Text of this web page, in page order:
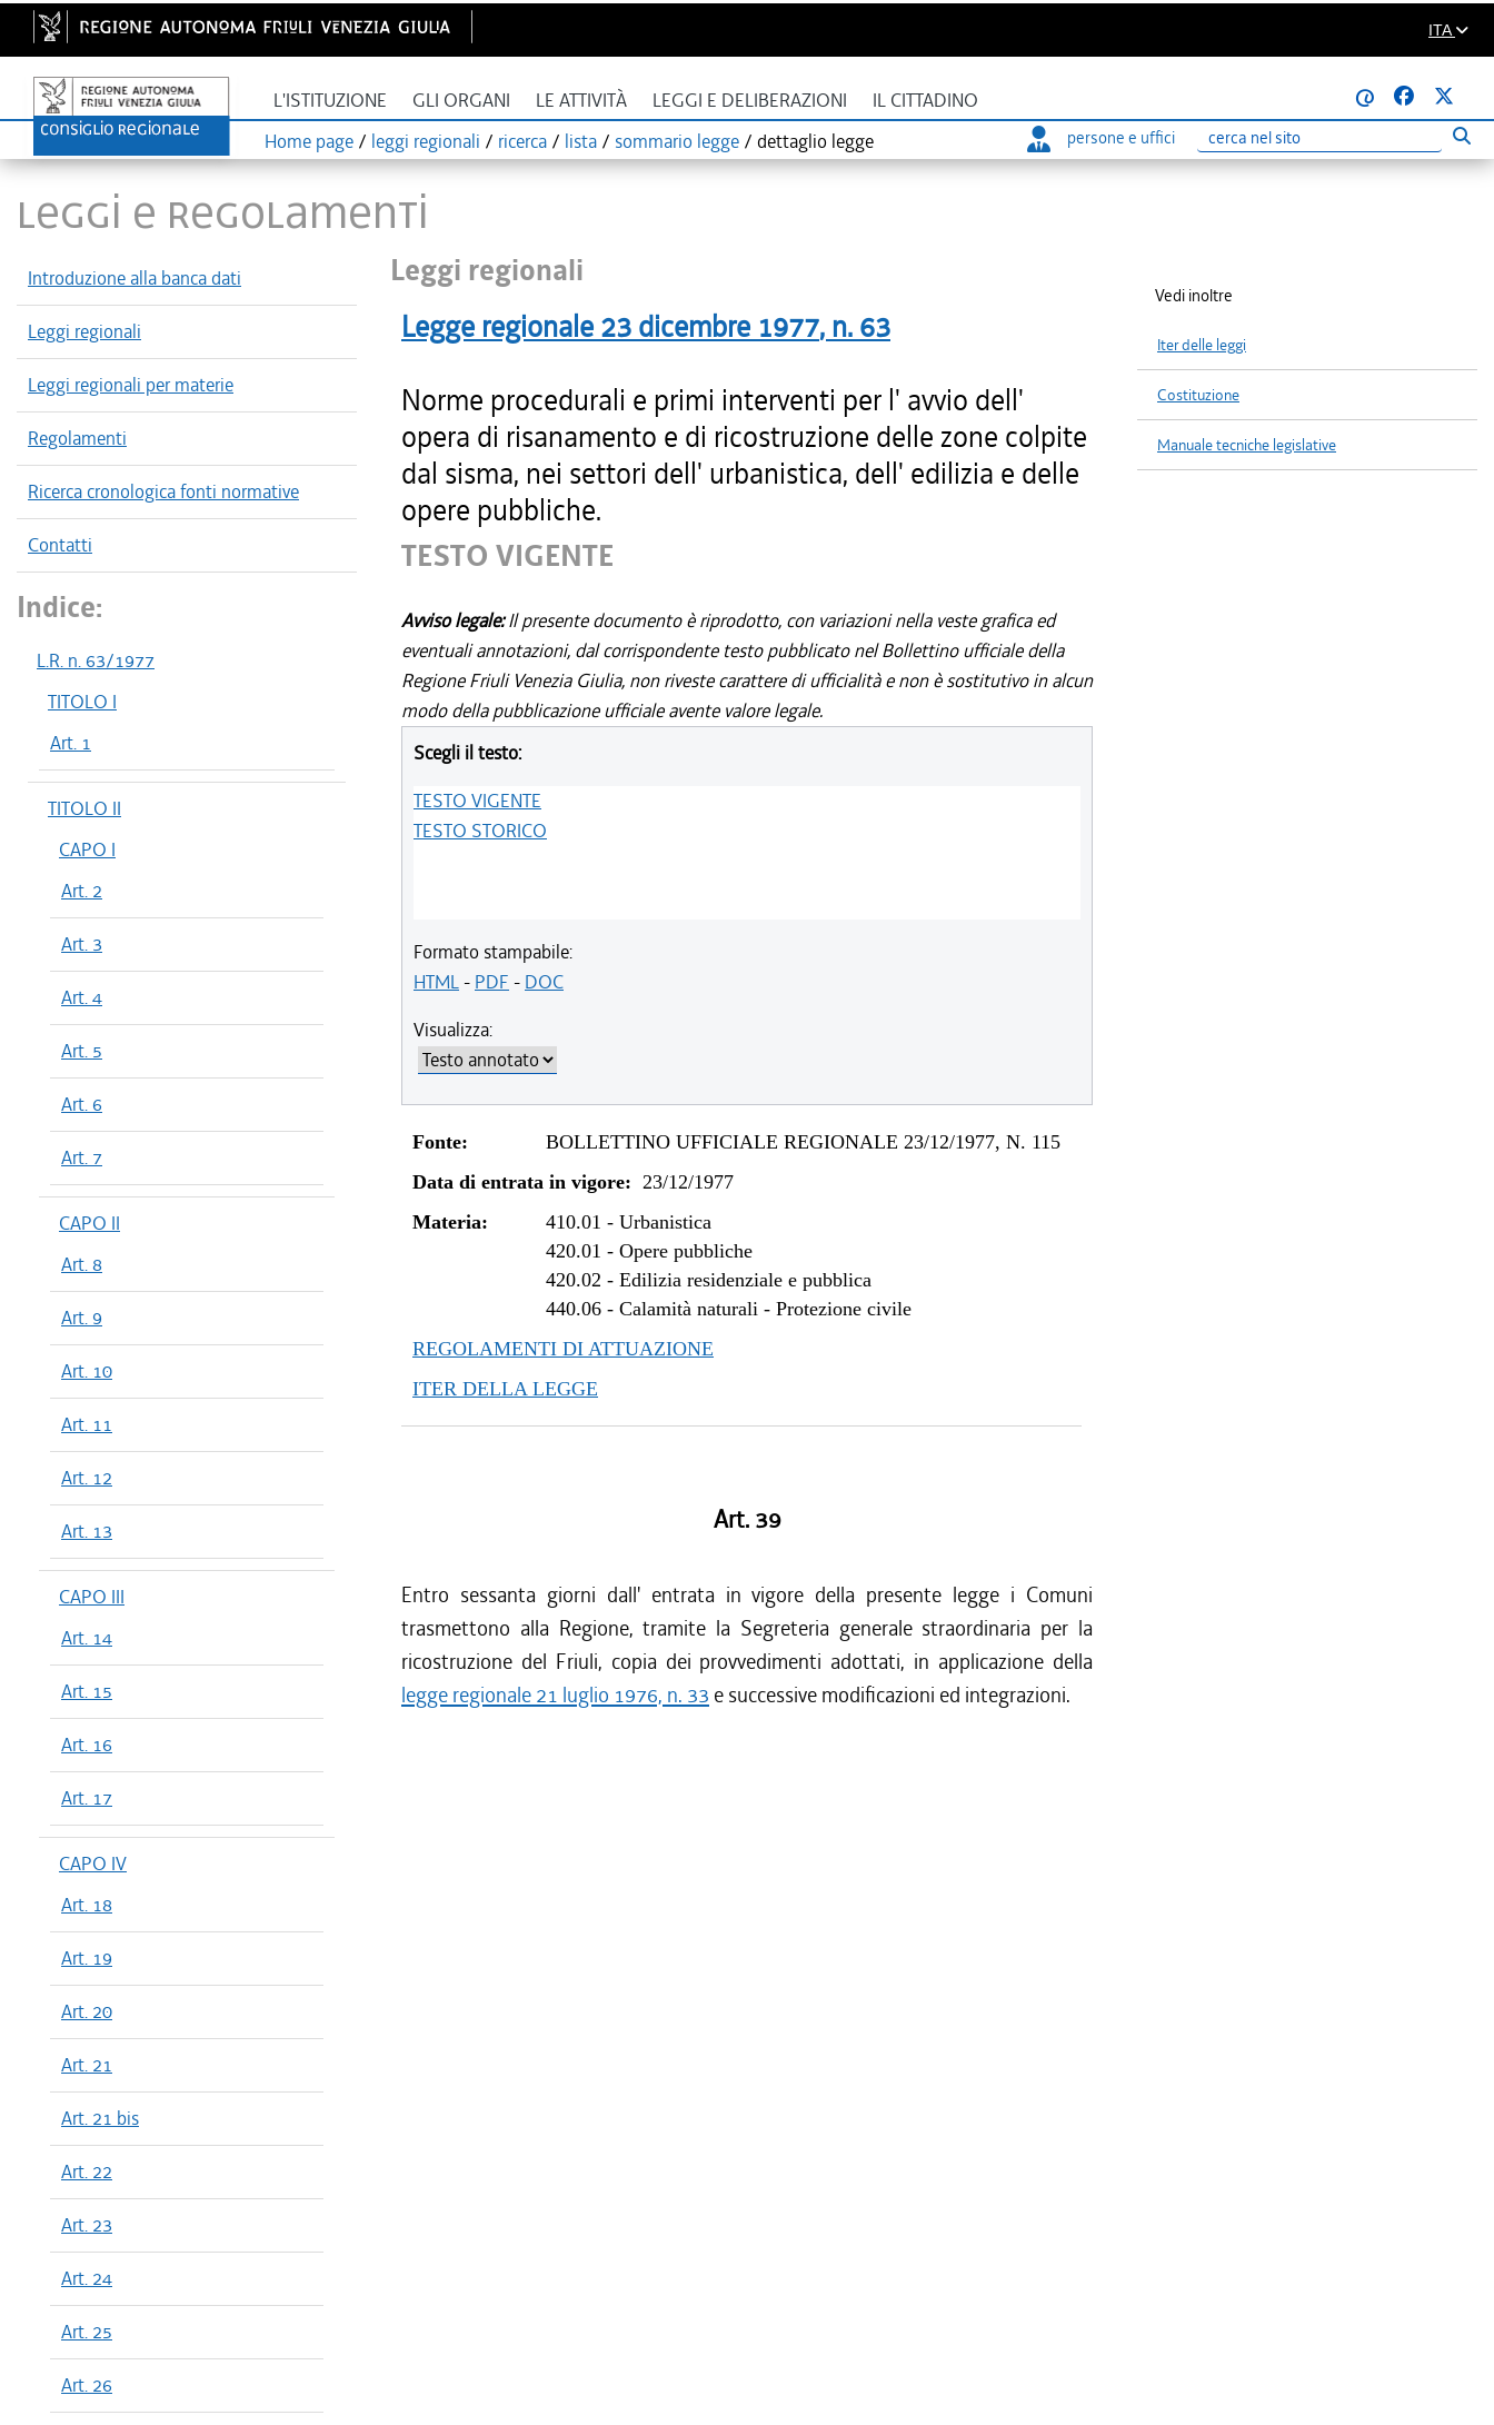
ITA
L'ISTITUZIONE GLI ORGANI LE ATTIVITÀ LEGGI E DELIBERAZIONI IL CITTADINO
@
Home page / leggi regionali / ricerca / lista / sommario legge / dettaglio legge persone e uffici
Ricerca
LEGGI E REGOLAMENTI
Introduzione alla banca dati
Leggi regionali
Leggi regionali per materie
Regolamenti
Ricerca cronologica fonti normative
Contatti
Indice:
L.R. n. 63/1977
TITOLO I
Art. 1
TITOLO II
CAPO I
Art. 2
Art. 3
Art. 4
Art. 5
Art. 6
Art. 7
CAPO II
Art. 8
Art. 9
Art. 10
Art. 11
Art. 12
Art. 13
CAPO III
Art. 14
Art. 15
Art. 16
Art. 17
CAPO IV
Art. 18
Art. 19
Art. 20
Art. 21
Art. 21 bis
Art. 22
Art. 23
Art. 24
Art. 25
Art. 26
Leggi regionali
Legge regionale 23 dicembre 1977, n. 63
Norme procedurali e primi interventi per l' avvio dell'
opera di risanamento e di ricostruzione delle zone colpite
dal sisma, nei settori dell' urbanistica, dell' edilizia e delle
opere pubbliche.
TESTO VIGENTE
Avviso legale:Il presente documento è riprodotto, con variazioni nella veste grafica ed
eventuali annotazioni, dal corrispondente testo pubblicato nel Bollettino ufficiale della
Regione Friuli Venezia Giulia, non riveste carattere di ufficialità e non è sostitutivo in alcun
modo della pubblicazione ufficiale avente valore legale.
Scegli il testo:
TESTO VIGENTE
TESTO STORICO
Formato stampabile:
HTML- PDF - DOC
Visualizza:
Fonte:
BOLLETTINO UFFICIALE REGIONALE 23/12/1977, N. 115
Data di entrata in vigore: 23/12/1977
Materia:
410.01 -Urbanistica
420.01 -Opere pubbliche
420.02 -Edilizia residenziale e pubblica
440.06 -Calamità naturali - Protezione civile
REGOLAMENTI DI ATTUAZIONE
ITER DELLA LEGGE
Art. 39
Entro sessanta giorni dall' entrata in vigore della presente legge i Comuni
trasmettono alla Regione, tramite la Segreteria generale straordinaria per la
ricostruzione del Friuli, copia dei provvedimenti adottati, in applicazione della
legge regionale 21 luglio 1976, n. 33 e successive modificazioni ed integrazioni.
Vedi inoltre
Iter delle leggi
Costituzione
Manuale tecniche legislative